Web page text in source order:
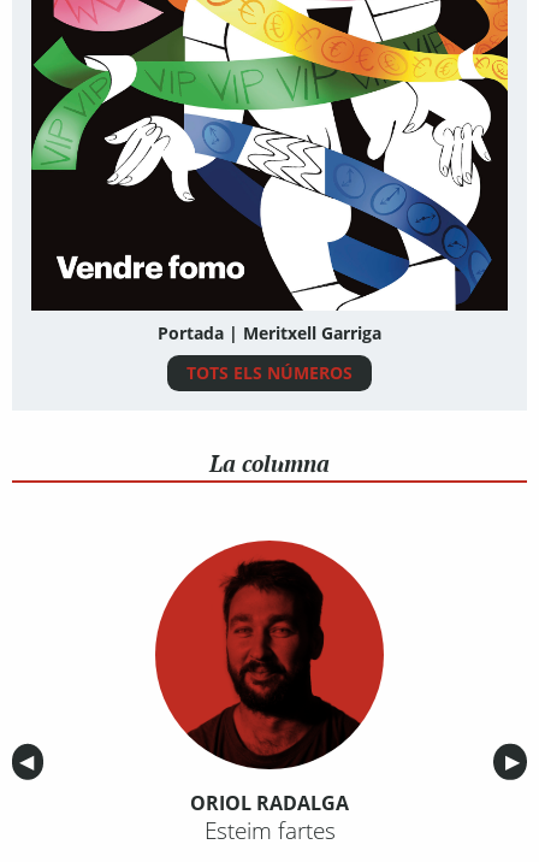
Portada | Meritxell Garriga
TOTS ELS NÚMEROS
La columna
Anterior
◀︎ ▶︎
ORIOL RADALGA
Esteim fartes